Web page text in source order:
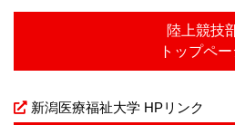
陸上競技
トップペー
新潟医療福祉大学 HPリンク